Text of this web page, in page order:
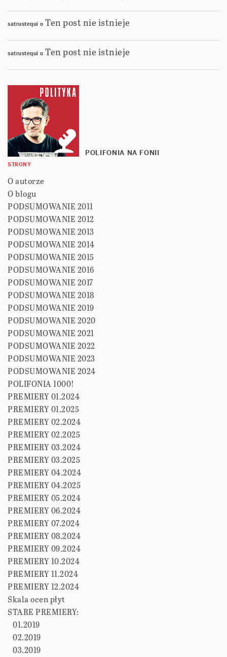
satrustequi o Ten post nie istnieje
satrustequi o Ten post nie istnieje
POLIFONIA NA FONII
STRONY
O autorze
O blogu
PODSUMOWANIE 2011
PODSUMOWANIE 2012
PODSUMOWANIE 2013
PODSUMOWANIE 2014
PODSUMOWANIE 2015
PODSUMOWANIE 2016
PODSUMOWANIE 2017
PODSUMOWANIE 2018
PODSUMOWANIE 2019
PODSUMOWANIE 2020
PODSUMOWANIE 2021
PODSUMOWANIE 2022
PODSUMOWANIE 2023
PODSUMOWANIE 2024
POLIFONIA 1000!
PREMIERY 01.2024
PREMIERY 01.2025
PREMIERY 02.2024
PREMIERY 02.2025
PREMIERY 03.2024
PREMIERY 03.2025
PREMIERY 04.2024
PREMIERY 04.2025
PREMIERY 05.2024
PREMIERY 06.2024
PREMIERY 07.2024
PREMIERY 08.2024
PREMIERY 09.2024
PREMIERY 10.2024
PREMIERY 11.2024
PREMIERY 12.2024
Skala ocen płyt
STARE PREMIERY:
01.2019
02.2019
03.2019